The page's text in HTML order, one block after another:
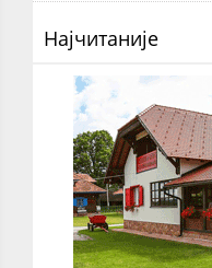
Најчитаније